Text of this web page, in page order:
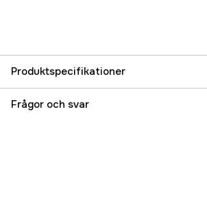
Produktspecifikationer
Säsonger
Frågor och svar